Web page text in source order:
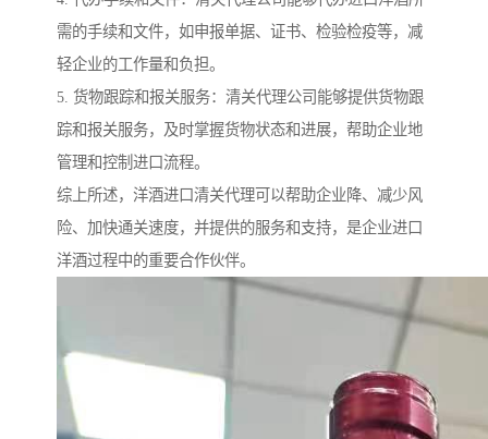
需的手续和文件，如申报单据、证书、检验检疫等，减
轻企业的工作量和负担。
5. 货物跟踪和报关服务：清关代理公司能够提供货物跟
踪和报关服务，及时掌握货物状态和进展，帮助企业地
管理和控制进口流程。
综上所述，洋酒进口清关代理可以帮助企业降、减少风
险、加快通关速度，并提供的服务和支持，是企业进口
洋酒过程中的重要合作伙伴。